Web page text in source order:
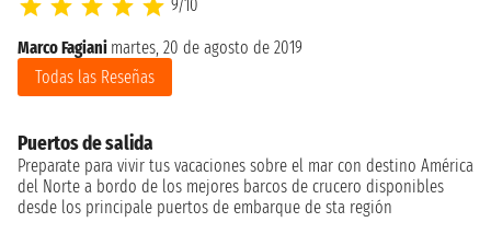
9/10
Marco Fagiani martes, 20 de agosto de 2019
Todas las Reseñas
Puertos de salida
Preparate para vivir tus vacaciones sobre el mar con destino América
del Norte a bordo de los mejores barcos de crucero disponibles
desde los principale puertos de embarque de sta región